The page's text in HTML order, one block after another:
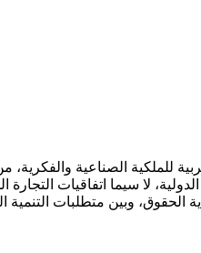
للملكية الصناعية
الحقوق، وبين متطلبات